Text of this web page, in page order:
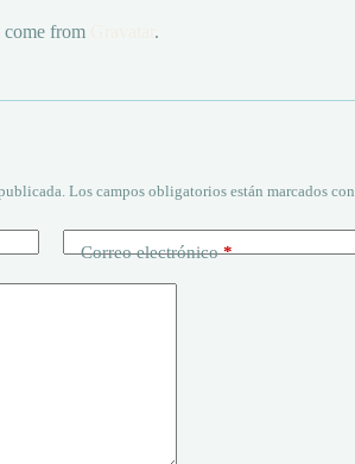
come from
.
Los campos obligatorios están marcados con
Correo electrónico*